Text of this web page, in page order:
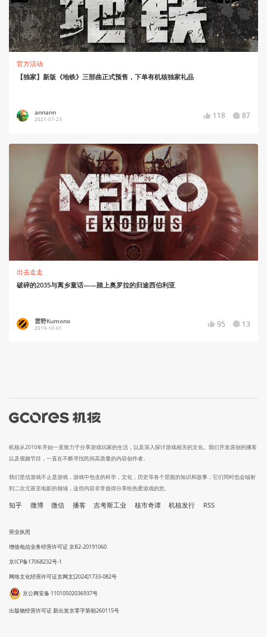
官方活动
【独家】新版《地铁》三部曲正式预售，下单有机核独家礼品
annann
2021-07-23 118 87
出去走走
破碎的2035与离乡童话——踏上奥罗拉的归途西伯利亚
雲野Kumono
2019-10-01 95 13
机核从2010年开始一直致力于分享游戏玩家的生活，以及深入探讨游戏相关的文化。我们开发原创的播客
以及视频节目，一直在不断寻找民间高质量的内容创作者。
我们坚信游戏不止是游戏，游戏中包含的科学，文化，历史等各个层面的知识和故事，它们同时也会辐射
到二次元甚至电影的领域，这些内容非常值得分享给热爱游戏的您。
知乎 微博 微信 播客 吉考斯工业 核市奇谭 机核发行 RSS
营业执照
增值电信业务经营许可证 京B2-20191060
京ICP备17068232号-1
网络文化经营许可证京网文[2024]1733-082号
京公网安备 11010502036937号
出版物经营许可证 新出发京零字第朝260115号